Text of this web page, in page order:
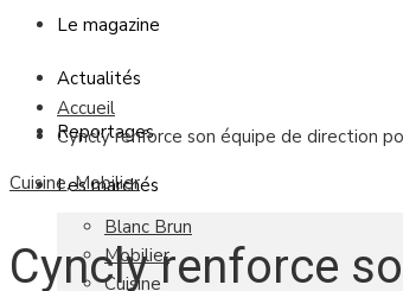
Le magazine
Actualités
Reportages
Les marchés
Blanc Brun
Mobilier
Cuisine
Accueil
Cyncly renforce son équipe de direction
Cuisine,Mobilier
Cyncly renforce